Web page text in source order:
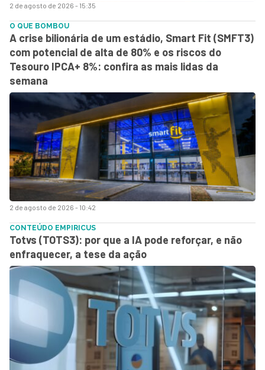
2 de agosto de 2026 - 15:35
2 de agosto de 2026 - 10:42
O QUE BOMBOU
A crise bilionária de um estádio, Smart Fit (SMFT3)
com potencial de alta de 80% e os riscos do
Tesouro IPCA+ 8%: confira as mais lidas da
semana
CONTEÚDO EMPIRICUS
Totvs (TOTS3): por que a IA pode reforçar, e não
enfraquecer, a tese da ação